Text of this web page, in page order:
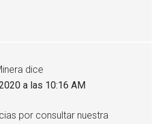
dice
a las 10:16 AM
por consultar nuestra